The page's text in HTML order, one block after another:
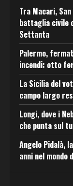
Tra Macari,
battaglia civile
Settanta
Palermo,
incendi: otto
La Sicilia del
campo largo
Longi, dove i
che punta sul
Angelo Pidalà,
anni nel mondo